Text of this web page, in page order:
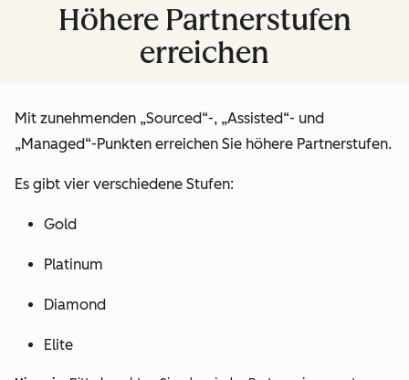
Höhere Partnerstufen
erreichen
Mit zunehmenden „Sourced“-, „Assisted“- und
„Managed“-Punkten erreichen Sie höhere Partnerstufen.
Es gibt vier verschiedene Stufen:
Gold
Platinum
Diamond
Elite